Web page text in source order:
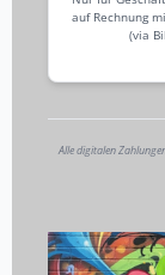
auf Rechnung
(via
Alle digitalen